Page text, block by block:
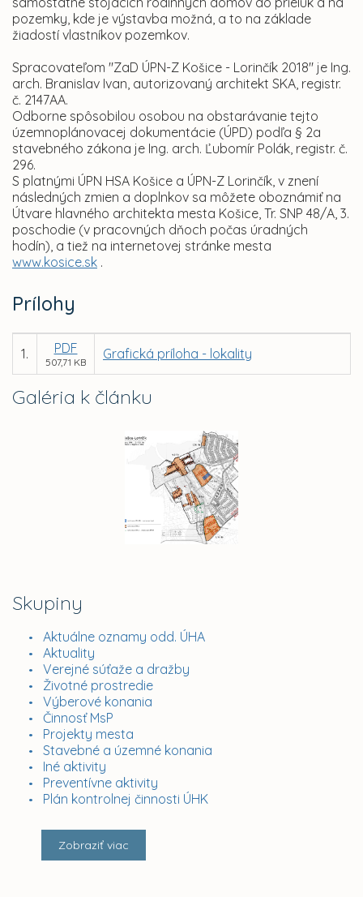
Galéria k článku
Skupiny
Aktuálne oznamy odd. ÚHA
Aktuality
Verejné súťaže a dražby
Životné prostredie
Výberové konania
Činnosť MsP
Projekty mesta
Stavebné a územné konania
Iné aktivity
Preventívne aktivity
Plán kontrolnej činnosti ÚHK
Zobraziť viac
pozemky, kde je výstavba možná, a to na základe
žiadostí vlastníkov pozemkov.
Spracovateľom "ZaD ÚPN-Z Košice - Lorinčík 2018" je Ing.
arch. Branislav Ivan, autorizovaný architekt SKA, registr.
č. 2147AA.
Odborne spôsobilou osobou na obstarávanie tejto
územnoplánovacej dokumentácie (ÚPD) podľa § 2a
stavebného zákona je Ing. arch. Ľubomír Polák, registr. č.
296.
S platnými ÚPN HSA Košice a ÚPN-Z Lorinčík, v znení
následných zmien a doplnkov sa môžete oboznámiť na
Útvare hlavného architekta mesta Košice, Tr. SNP 48/A, 3.
poschodie (v pracovných dňoch počas úradných
hodín), a tiež na internetovej stránke mesta
www.kosice.sk .
Prílohy
1. PDF
507,71 KB
Grafická príloha - lokality